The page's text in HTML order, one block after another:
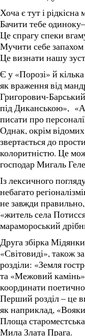
Хоча є тут і рідкісна
Бачити тебе
Це спрагу спеки
Мучити себе
Це визнати нашу
Є у «Порозі» й
як враження від
Григорович-
під Диканською»,
писати про
Однак, окрім відомих
звертається до
колоритністю. Це
господар Мигаль
Із лексичного
небагато
не завжди
«житель села
марамороський
Друга збірка
«Світовиді», також
розділи: «Земля
та «Межовий
координати
Перший розділ – це
як наприклад,
Площа
Мила Злата Прага.